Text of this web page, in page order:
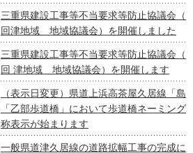
三重県建設工事等不当要求等防止協議会（
回津地域 地域協議会）を開催しました
三重県建設工事等不当要求等防止協議会（
回 津地域 地域協議会）を開催します
（表示日変更）県道上浜高茶屋久居線「島
「乙部歩道橋」において歩道橋ネーミング
称表示が始まります
一般県道津久居線の道路拡幅工事の完成に